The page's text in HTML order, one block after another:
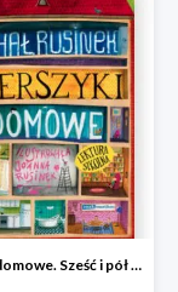
Wierszyki domowe. Sześć i pół tuzinka wierszyków Rusinka -32%